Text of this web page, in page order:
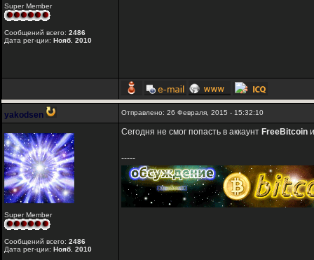
Super Member
Сообщений всего: 2486
Дата рег-ции: Нояб. 2010
yakodsen Отправлено: 26 Февраля, 2015 - 15:32:10
Super Member
Сообщений всего: 2486
Дата рег-ции: Нояб. 2010
Сегодня не смог попасть в аккаунт FreeBitcoin
-----